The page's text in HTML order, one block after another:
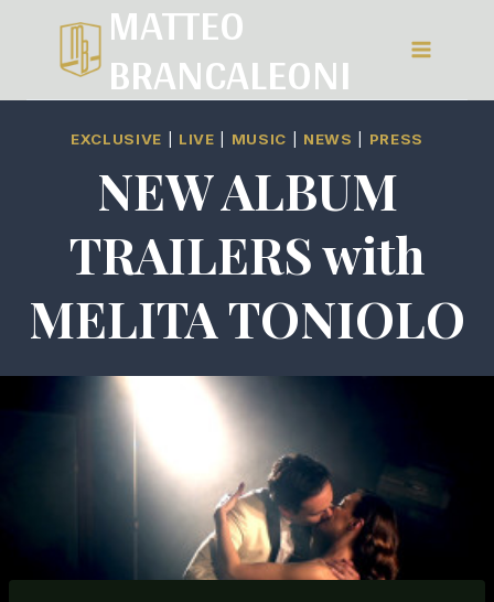
MATTEO
BRANCALEONI
EXCLUSIVE LIVE MUSIC NEWS PRESS
NEW ALBUM
TRAILERS with
MELITA TONIOLO